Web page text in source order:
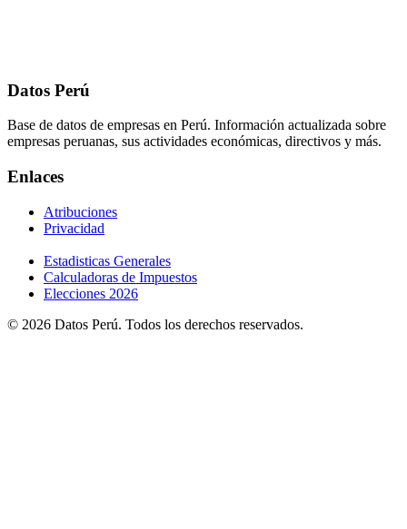
Datos Perú
Base de datos de empresas en Perú. Información actualizada sobre
empresas peruanas, sus actividades económicas, directivos y más.
Enlaces
Atribuciones
Privacidad
Estadisticas Generales
Calculadoras de Impuestos
Elecciones 2026
© 2026 Datos Perú. Todos los derechos reservados.